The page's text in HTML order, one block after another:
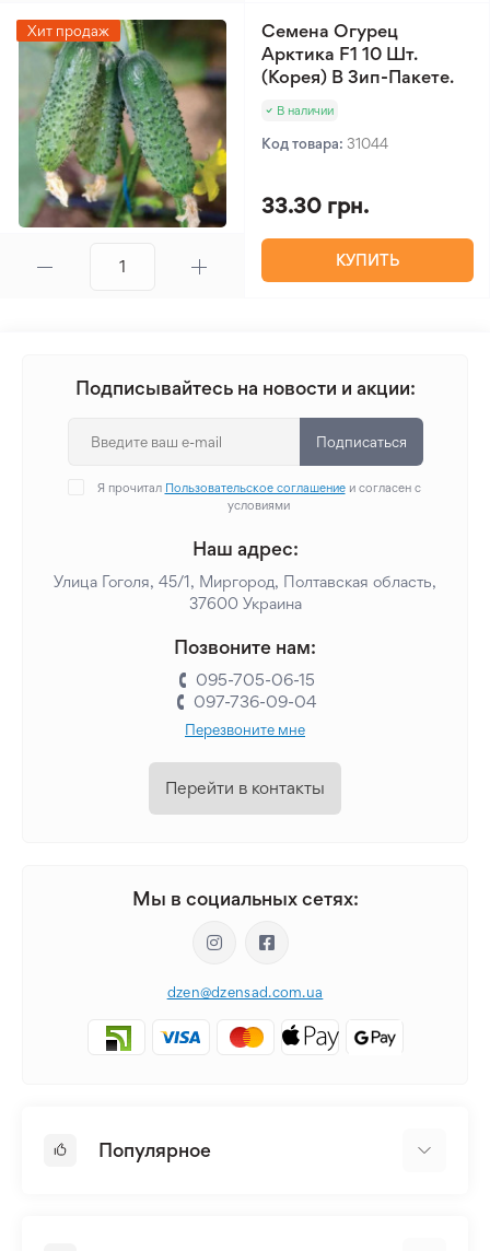
Хит продаж
Семена Огурец
Арктика F1 10 Шт.
(Корея) В Зип-Пакете.
В наличии
Код товара: 31044
33.30 грн.
КУПИТЬ
Подписывайтесь на новости и акции:
Подписаться
Я прочитал Пользовательское соглашениеи согласен с
условиями
Наш адрес:
Улица Гоголя, 45/1, Миргород, Полтавская область,
37600 Украина
Позвоните нам:
095-705-06-15
097-736-09-04
Перезвоните мне
Перейти в контакты
Мы в социальных сетях:
dzen@dzensad.com.ua
Популярное